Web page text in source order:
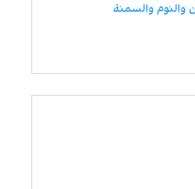
والنوم والسمنة